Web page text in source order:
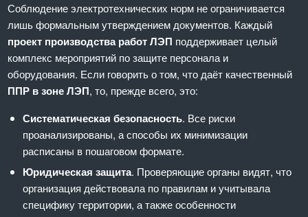
Соблюдение электротехнических норм не ограничивается
лишь формальным утверждением документов. Каждый
проект производства работ ЛЭП поддерживает целый
комплекс мероприятий по защите персонала и
оборудования. Если говорить о том, что даёт качественный
ППР в зоне ЛЭП, то, прежде всего, это:
Систематическая безопасность. Все риски
проанализированы, а способы их минимизации
расписаны в пошаговом формате.
Юридическая защита. Проверяющие органы видят, что
организация действовала по правилам и учитывала
специфику территории, а также особенности